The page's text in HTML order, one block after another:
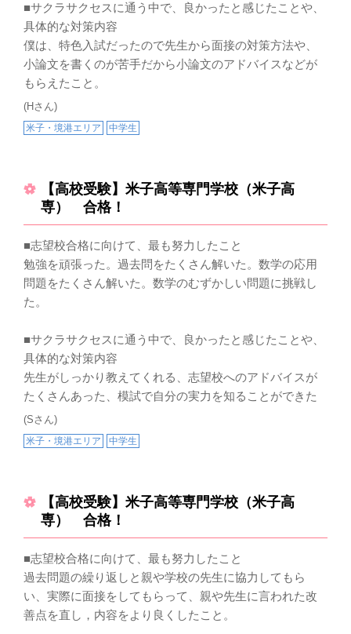
■サクラサクセスに通う中で、良かったと感じたことや、
具体的な対策内容
僕は、特色入試だったので先生から面接の対策方法や、
小論文を書くのが苦手だから小論文のアドバイスなどが
もらえたこと。
(Hさん)
米子・境港エリア 中学生
【高校受験】米子高等専門学校（米子高
専） 合格！
■志望校合格に向けて、最も努力したこと
勉強を頑張った。過去問をたくさん解いた。数学の応用
問題をたくさん解いた。数学のむずかしい問題に挑戦し
た。
■サクラサクセスに通う中で、良かったと感じたことや、
具体的な対策内容
先生がしっかり教えてくれる、志望校へのアドバイスが
たくさんあった、模試で自分の実力を知ることができた
(Sさん)
米子・境港エリア 中学生
【高校受験】米子高等専門学校（米子高
専） 合格！
■志望校合格に向けて、最も努力したこと
過去問題の繰り返しと親や学校の先生に協力してもら
い、実際に面接をしてもらって、親や先生に言われた改
善点を直し，内容をより良くしたこと。